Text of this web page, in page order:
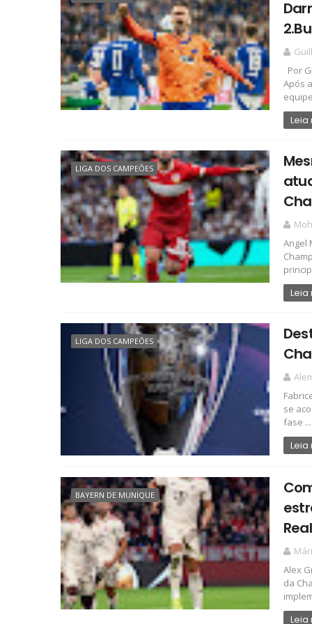
Por
Após
Leia
LIGA DOS CAMPEÕES
Angel
Leia
LIGA DOS CAMPEÕES
se
fase ...
Leia
BAYERN DE MUNIQUE
Alex
da
Leia